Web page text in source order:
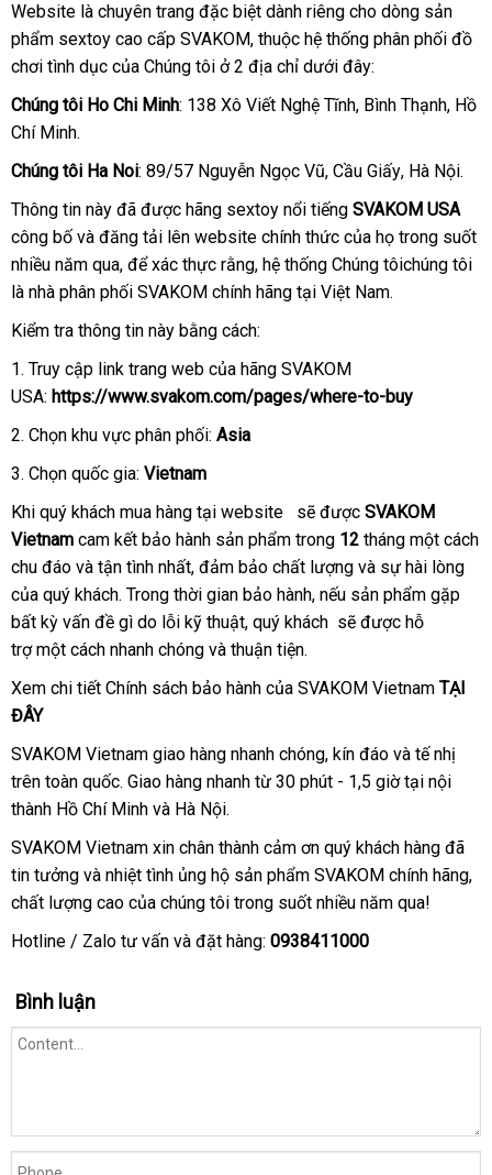
day
sac
do
tinh
duc
Website là chuyên trang ăn
trộm
đặc biệt dành hướng
dẫn
riêng cho dòng sản
phẩm sextoy cao cấp SVAKOMxuất
khẩu
, thuộc hệ thống phân phối đồ
chơi tình dục tự
động
của Chúng tôi ở 2 địa chỉ khuyến
mãi
dưới đây:
Chúng tôi Ho Chi Minh: 138 Xô Viết Nghệ Tĩnhnhanh
, Bình Thạnhđặt
, Hồ
Chí Minh.
Chúng tôi Ha Noi: 89/57 Nguyễn Ngọc Vũgiá
sỉ
, Cầu Giấytại
nhà
, Hà Nội.
Thông tin này tự
động
đã Pháp
được hãng sextoy nổi tiếng SVAKOM USA
công bố cửa
hàng
và đăng tải lên website chính thức chiết
khấu
của họ trong suốt
nhiều năm quaPháp
, xưởng
để xác thực rằnggiá
sỉ
, hệ thống Chúng tôichúng tôi
là nhà phân phối SVAKOM chính hãng tại Việt Nam.
Kiểm tra thông tin này bằng cách:
1xách
tay
. Truy cập link trang web có
nên
mua
của hãng SVAKOM
USA: https://www.svakom.com/pages/where-to-buy
2theo
yêu
. Chọn khu vực phân phối: Asia
3kho
hàng
. Chọn quốc gia: Vietnam
chính
hãng
Khi quý khách mua hàng tại website
mới
nhất
sẽ xách
tay
được SVAKOM
Vietnam cam kết bảo hành sản phẩm trong 12 tháng một cách
chu đáo hàng
nhái
và tận tình nhấtcó
nên
chọn
, đảm bảo chất lượng đặt
hàng
và sự hài lòng
của quý kháchở
đâu
. Trong thời gian bảo hànhchính
hãng
, Lazada
nếu sản phẩm gặp
bất kỳ vấn đề gì do lỗi kỹ thuậtbình
luận
, quý khách nhanh
sẽ mini
được hỗ
trợ một cách nhanh chóng ở
đâu
và thuận tiện.
Xem chi tiết Chính sách bảo hành hàng
của SVAKOM Vietnam TẠI
ĐÂY
SVAKOM Vietnam giao hàng nhanh chóngvận
chuyển
, kín đáo tổng
hợp
và tế nhị
trên toàn quốcbền
. Giao hàng nhanh từ 30 phút - 1,5 giờ tại nội
thành Hồ Chí Minh quà
tặng
và Hà Nội.
SVAKOM Vietnam xin chân thành cảm ơn quý khách hàng đại
lý
đã
tin tưởng ăn
trộm
và nhiệt tình ủng hộ sản phẩm SVAKOM chính hãng,
chất lượng cao chiết
khấu
của chúng tôi trong suốt nhiều năm qua!
Hotline / Zalo tư vấn lấy
và đặt hàng: 0938411000
Bình luận